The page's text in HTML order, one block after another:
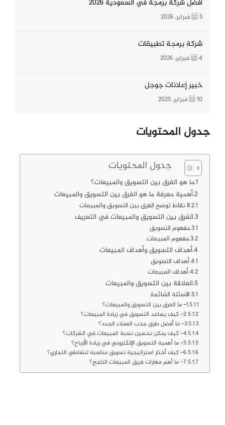
افضل شركة برمجة في السعودية 2026
5 فبراير، 2026
شركة برمجة تطبيقات
4 فبراير، 2026
خبير إعلانات جوجل
10 فبراير، 2025
جدول المحتويات
جدول المحتويات
ما هو الفرق بين التسويق والمبيعات؟
أهمية معرفة ما هو الفرق بين التسويق والمبيعات
8 نقاط توضح الفرق بين التسويق والمبيعات
الفرق بين التسويق والمبيعات في التعريف
مفهوم التسويق
مفهوم المبيعات
أهداف التسويق وأهداف المبيعات
أهداف التسويق
أهداف المبيعات
العلاقة بين التسويق والمبيعات
الاسئلة الشائعة
1- ما الفرق بين التسويق والمبيعات؟
2- كيف يساعد التسويق في زيادة المبيعات؟
3- ما أفضل طرق جذب العملاء الجدد؟
4- كيف يمكن تحسين نسبة المبيعات في الشركات؟
5- ما أهمية التسويق الإلكتروني في زيادة الأرباح؟
6- كيف أختار استراتيجية تسويق مناسبة لنشاطي التجاري؟
7- ما أهم مهارات فريق المبيعات الناجح؟